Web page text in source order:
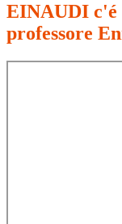
EINAUDI c'é
professore